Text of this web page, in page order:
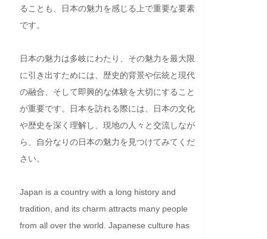
ることも、日本の魅力を感じる上で重要な要素
です。
日本の魅力は多岐にわたり、その魅力を最大限
に引き出すためには、歴史的背景や伝統と現代
の融合、そして即興的な体験を大切にすること
が重要です。日本を訪れる際には、日本の文化
や歴史を深く理解し、現地の人々と交流しなが
ら、自分なりの日本の魅力を見つけてみてくだ
さい。
Japan is a country with a long history and
tradition, and its charm attracts many people
from all over the world. Japanese culture has